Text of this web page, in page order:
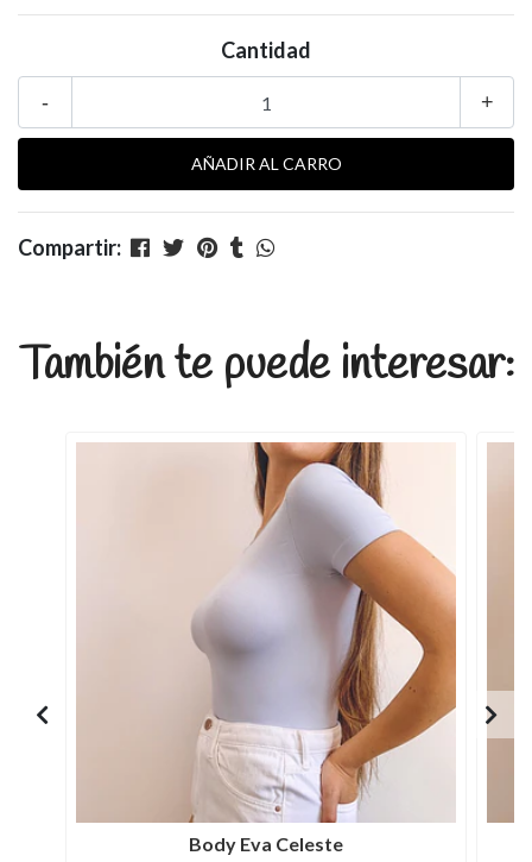
Cantidad
+
-
Compartir:
También te puede interesar:
Body Eva Celeste